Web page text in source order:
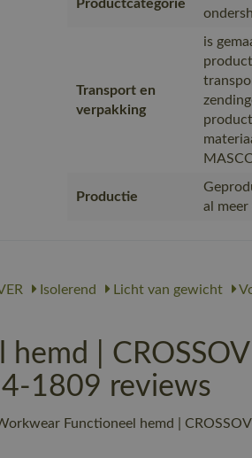
Productcategorie
Transport en
verpakking
is
Productie
al
Isolerend Licht van gewicht
|
1809 reviews
Functioneel hemd |